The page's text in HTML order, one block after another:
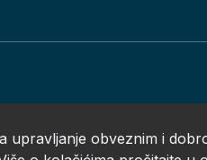
upravljanje obveznim i